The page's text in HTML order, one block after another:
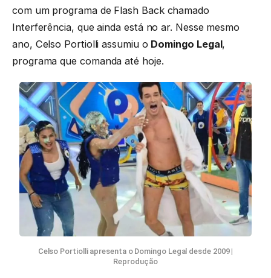
com um programa de Flash Back chamado
Interferência, que ainda está no ar. Nesse mesmo
ano, Celso Portiolli assumiu o Domingo Legal,
programa que comanda até hoje.
Celso Portiolli apresenta o Domingo Legal desde 2009 |
Reprodução